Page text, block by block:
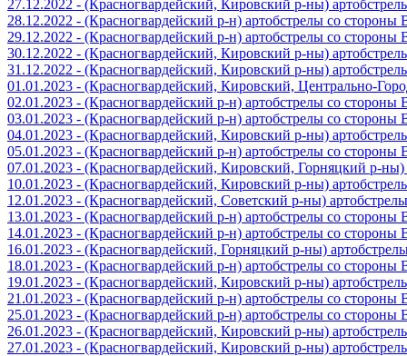
27.12.2022 - (Красногвардейский, Кировский р-ны)
28.12.2022 - (Красногвардейский р-н) артобстрелы со
29.12.2022 - (Красногвардейский р-н) артобстрелы со
30.12.2022 - (Красногвардейский, Кировский р-ны)
31.12.2022 - (Красногвардейский, Кировский р-ны)
01.01.2023 - (Красногвардейский, Кировский, Центрально-
02.01.2023 - (Красногвардейский р-н) артобстрелы со
03.01.2023 - (Красногвардейский р-н) артобстрелы со
04.01.2023 - (Красногвардейский, Кировский р-ны)
05.01.2023 - (Красногвардейский р-н) артобстрелы со
07.01.2023 - (Красногвардейский, Кировский, Горняцкий р-
10.01.2023 - (Красногвардейский, Кировский р-ны)
12.01.2023 - (Красногвардейский, Советский р-ны)
13.01.2023 - (Красногвардейский р-н) артобстрелы со
14.01.2023 - (Красногвардейский р-н) артобстрелы со
16.01.2023 - (Красногвардейский, Горняцкий р-ны)
18.01.2023 - (Красногвардейский р-н) артобстрелы со
19.01.2023 - (Красногвардейский, Кировский р-ны)
21.01.2023 - (Красногвардейский р-н) артобстрелы со
25.01.2023 - (Красногвардейский р-н) артобстрелы со
26.01.2023 - (Красногвардейский, Кировский р-ны)
27.01.2023 - (Красногвардейский, Кировский р-ны)